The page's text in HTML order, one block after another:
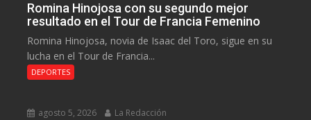
Romina Hinojosa con su segundo mejor
resultado en el Tour de Francia Femenino
Romina Hinojosa, novia de Isaac del Toro, sigue en su
lucha en el Tour de Francia...
DEPORTES
agosto 5, 2026 La Redacción